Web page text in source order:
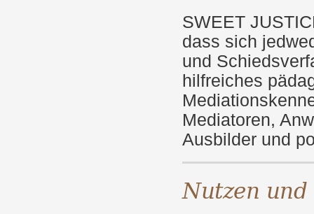
SWEET
dass sich
und
hilfreiches
Mediatoren,
Ausbilder und
Nutzen